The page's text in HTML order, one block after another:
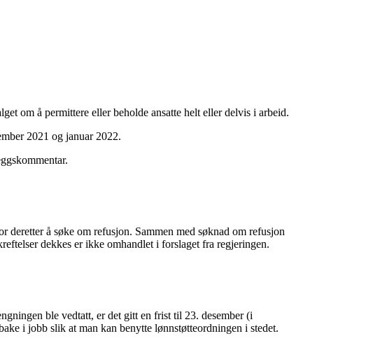
om å permittere eller beholde ansatte helt eller delvis i arbeid.
2021 og januar 2022.
å søke om refusjon. Sammen med søknad om refusjon
dekkes er ikke omhandlet i forslaget fra regjeringen.
ble vedtatt, er det gitt en frist til 23. desember (i
i jobb slik at man kan benytte lønnstøtteordningen i stedet.